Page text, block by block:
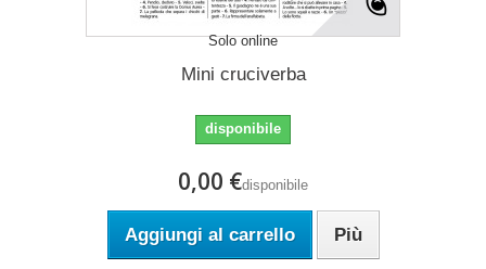
Solo online
Mini cruciverba
disponibile
0,00 €disponibile
Aggiungi al carrello Più